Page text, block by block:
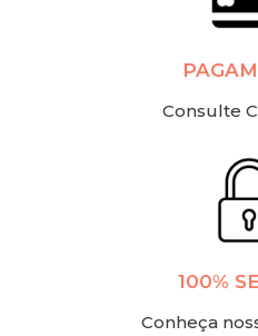
Consulte
100%
Conheça